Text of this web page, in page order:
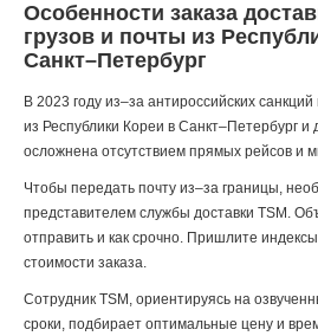
Особенности заказа
грузов и почты из
Санкт–Петербург
В 2023 году из–за антироссийских
из Республики Кореи в Санкт–Петербург и
осложнена отсутствием прямых рейсов и
Чтобы передать почту из–за границы,
представителем службы доставки TSM.
отправить и как срочно. Пришлите
стоимости заказа.
Сотрудник TSM, ориентируясь на
сроки, подбирает оптимальные цену и